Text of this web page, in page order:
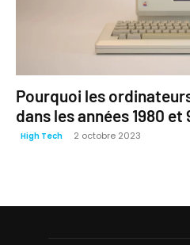
Pourquoi les
dans les années 1980 et
High Tech 2 octobre 2023